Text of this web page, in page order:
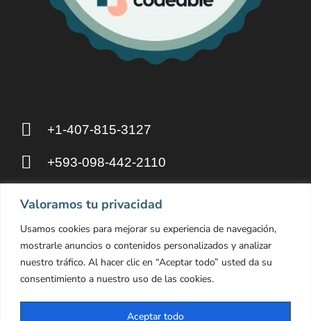
Valoramos tu privacidad
Usamos cookies para mejorar su experiencia de navegación,
mostrarle anuncios o contenidos personalizados y analizar
nuestro tráfico. Al hacer clic en “Aceptar todo” usted da su
consentimiento a nuestro uso de las cookies.
Aceptar todo
+1-407-815-3127
+593-098-442-2110
States
hello@otakupahp.llc